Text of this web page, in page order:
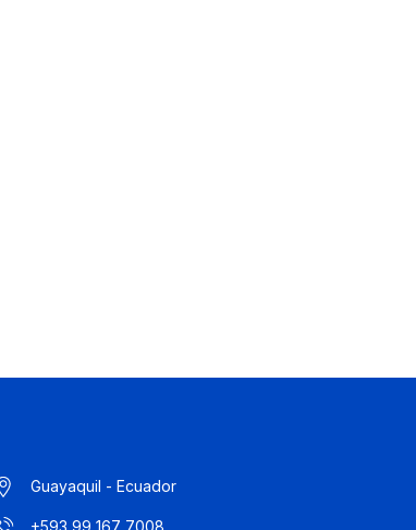
Guayaquil - Ecuador